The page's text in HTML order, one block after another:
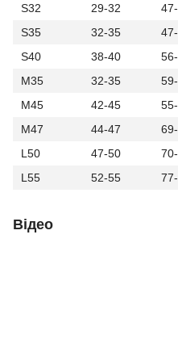
S32
29-32
S35
32-35
S40
38-40
M35
32-35
M45
42-45
M47
44-47
L50
47-50
L55
52-55
Відео